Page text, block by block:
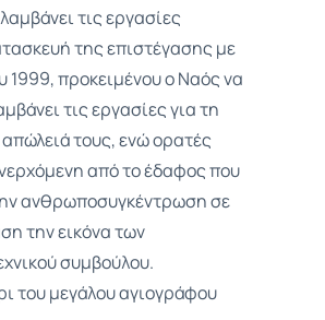
τις εργασίες
της επιστέγασης με
1999, προκειμένου ο Ναός να
τις εργασίες για τη
τους, ενώ ορατές
από το έδαφος που
ανθρωποσυγκέντρωση σε
την εικόνα των
συμβούλου.
του μεγάλου αγιογράφου